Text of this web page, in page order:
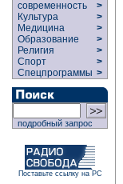
современность
>
Культура
>
Медицина
>
Образование
>
Религия
>
Спорт
>
Спецпрограммы >
подробный запрос
Поставьте ссылку на РС